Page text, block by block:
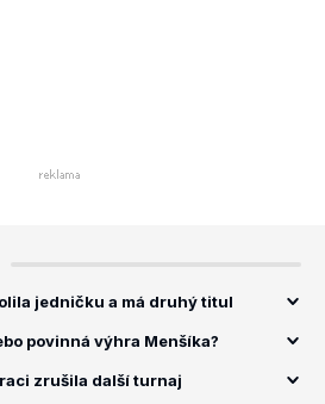
jedničku a má druhý titul
povinná výhra Menšíka?
zrušila další turnaj